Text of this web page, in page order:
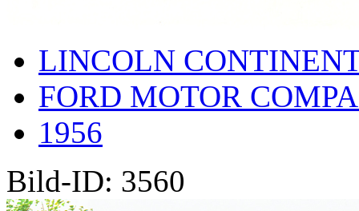
LINCOLN
FORD MOTOR
1956
Bild-ID: 3560